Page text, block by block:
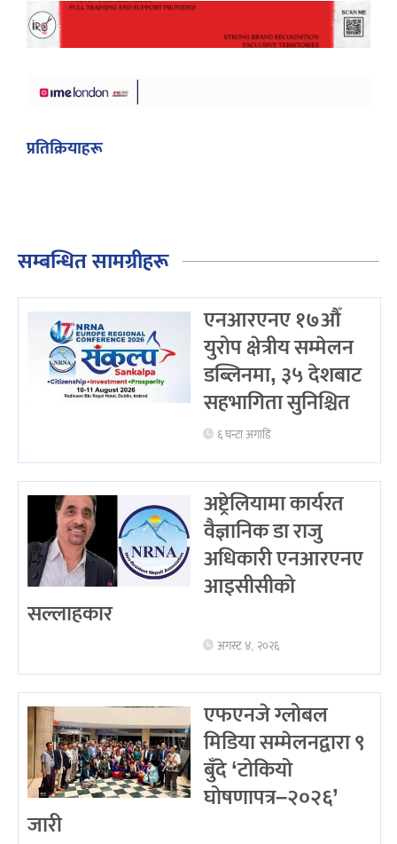
प्रतिक्रियाहरू
सम्बन्धित सामग्रीहरू
एनआरएनए १७औँ
युरोप क्षेत्रीय सम्मेलन
डब्लिनमा, ३५ देशबाट
सहभागिता सुनिश्चित
६ घन्टा अगाडि
अष्ट्रेलियामा कार्यरत
वैज्ञानिक डा राजु
अधिकारी एनआरएनए
आइसीसीको
सल्लाहकार
अगस्ट ४, २०२६
एफएनजे ग्लोबल
मिडिया सम्मेलनद्वारा ९
बुँदे ‘टोकियो
घोषणापत्र–२०२६’
जारी